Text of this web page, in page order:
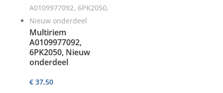
Multiriem
A0109977092,
6PK2050, Nieuw
onderdeel
€37,50